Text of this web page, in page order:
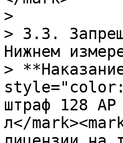
>
> 3.3.
Нижнем
>
штраф 128 АР
л</